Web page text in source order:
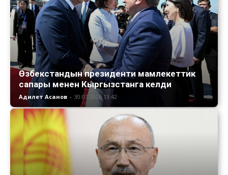
Өзбекстандын президенти мамлекеттик
сапары менен Кыргызстанга келди
Адилет Асанов - 30.07.2026 13:42